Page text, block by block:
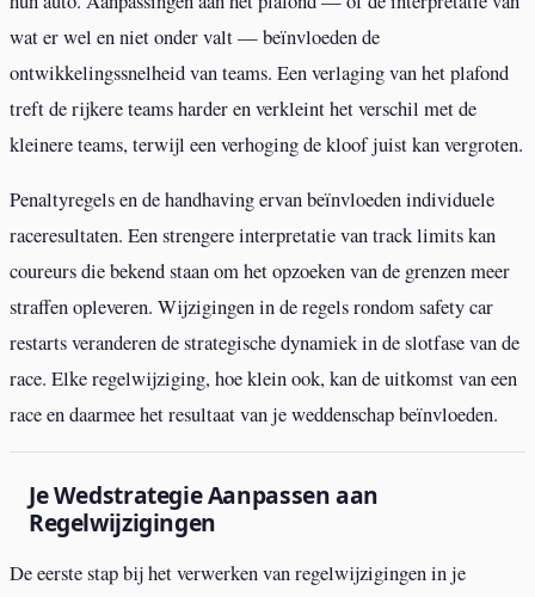
wat er wel en niet onder valt — beïnvloeden de
ontwikkelingssnelheid van teams. Een verlaging van het plafond
treft de rijkere teams harder en verkleint het verschil met de
kleinere teams, terwijl een verhoging de kloof juist kan vergroten.
Penaltyregels en de handhaving ervan beïnvloeden individuele
raceresultaten. Een strengere interpretatie van track limits kan
coureurs die bekend staan om het opzoeken van de grenzen meer
straffen opleveren. Wijzigingen in de regels rondom safety car
restarts veranderen de strategische dynamiek in de slotfase van de
race. Elke regelwijziging, hoe klein ook, kan de uitkomst van een
race en daarmee het resultaat van je weddenschap beïnvloeden.
Je Wedstrategie Aanpassen aan
Regelwijzigingen
De eerste stap bij het verwerken van regelwijzigingen in je